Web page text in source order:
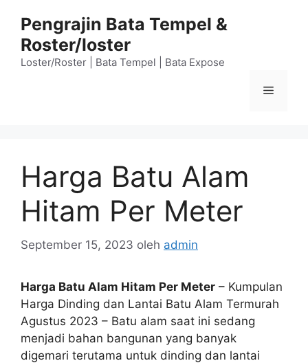
Pengrajin Bata Tempel &
Roster/loster
Loster/Roster | Bata Tempel | Bata Expose
Menu
Harga Batu Alam
Hitam Per Meter
September 15, 2023 oleh admin
Harga Batu Alam Hitam Per Meter – Kumpulan
Harga Dinding dan Lantai Batu Alam Termurah
Agustus 2023 – Batu alam saat ini sedang
menjadi bahan bangunan yang banyak
digemari terutama untuk dinding dan lantai